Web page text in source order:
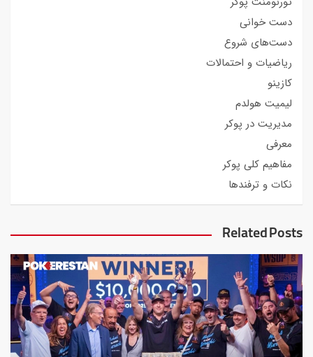
دست خوانی
دست‌های شروع
ریاضیات و احتمالات
کازینو
لیمیت هولدم
مدیریت در پوکر
معرفی
مفاهیم کلی پوکر
نکات و ترفندها
Related Posts